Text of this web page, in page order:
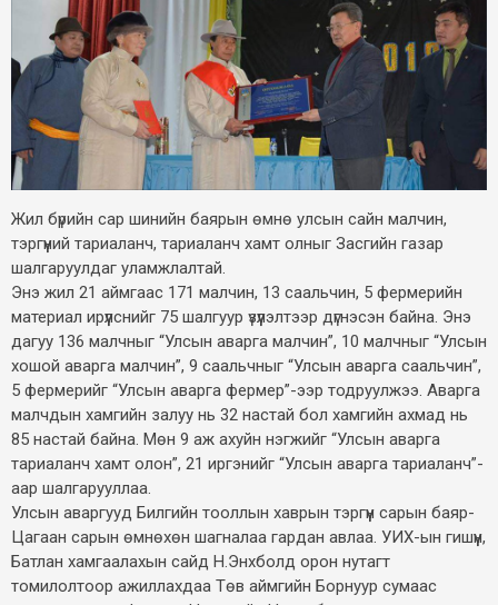
Жил бүрийн сар шинийн баярын өмнө улсын сайн малчин,
тэргүүний тариаланч, тариаланч хамт олныг Засгийн газар
шалгаруулдаг уламжлалтай.
Энэ жил 21 аймгаас 171 малчин, 13 саальчин, 5 фермерийн
материал ирүүлснийг 75 шалгуур үзүүлэлтээр дүгнэсэн байна. Энэ
дагуу 136 малчныг “Улсын аварга малчин”, 10 малчныг “Улсын
хошой аварга малчин”, 9 саальчныг “Улсын аварга саальчин”,
5 фермерийг “Улсын аварга фермер”-ээр тодруулжээ. Аварга
малчдын хамгийн залуу нь 32 настай бол хамгийн ахмад нь
85 настай байна. Мөн 9 аж ахуйн нэгжийг “Улсын аварга
тариаланч хамт олон”, 21 иргэнийг “Улсын аварга тариаланч”-
аар шалгарууллаа.
Улсын аваргууд Билгийн тооллын хаврын тэргүүн сарын баяр-
Цагаан сарын өмнөхөн шагналаа гардан авлаа. УИХ-ын гишүүн,
Батлан хамгаалахын сайд Н.Энхболд орон нутагт
томилолтоор ажиллахдаа Төв аймгийн Борнуур сумаас